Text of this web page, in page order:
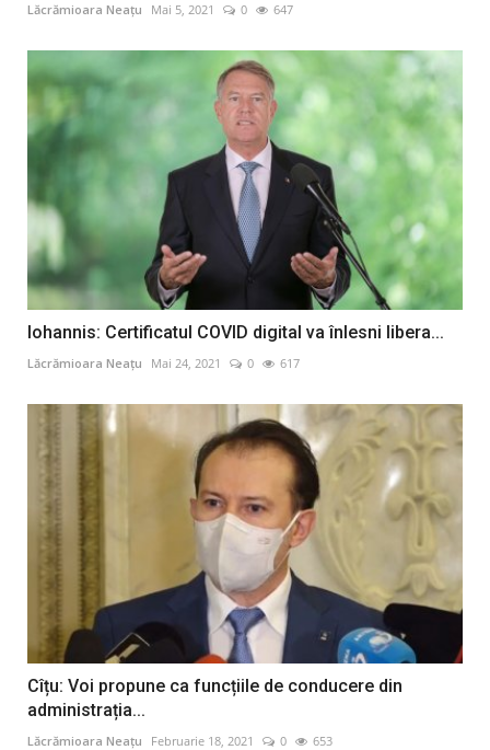
Lăcrămioara Neațu Mai 5, 2021 0 647
Iohannis: Certificatul COVID digital va înlesni libera...
Lăcrămioara Neațu Mai 24, 2021 0 617
Cîțu: Voi propune ca funcțiile de conducere din
administrația...
Lăcrămioara Neațu Februarie 18, 2021 0 653